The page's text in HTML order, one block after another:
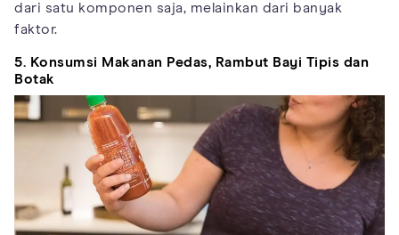
dari satu komponen saja, melainkan dari banyak
faktor.
5. Konsumsi Makanan Pedas, Rambut Bayi Tipis dan
Botak